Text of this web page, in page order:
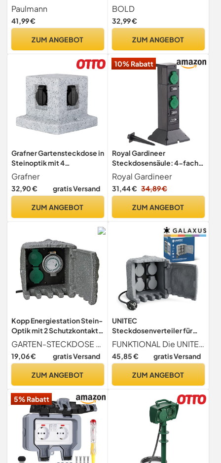
Steckdosensäule Rio 2-
fach IP44 eckig max. 3.650
W Anthrazit Strom im
Paulmann
41,99 €
ZUM ANGEBOT
Fach Aussen-
Steckdosensaeule IP44
BOLD
32,99 €
ZUM ANGEBOT
Grafner Gartensteckdose in
Steinoptik mit 4
Steckdosen, IP44, 3680W /
16A, eckig, Energiesäule
Mehrfachsteckdose Außen
Außensteckdose 4-fach
Felsen
Grafner
32,90 € gratis Versand
ZUM ANGEBOT
10% Rabatt
Royal Gardineer
Steckdosensäule: 4-fach-
Steckdosen-Säule für den
Garten,
spritzwassergeschützt IP44
Steckdosensäule aussen,
Royal Gardineer
31,44 € 34,89 €
ZUM ANGEBOT
Kopp Energiestation Stein-
Optik mit 2 Schutzkontakt-
Steckdosen 250 V &
Zeitschaltuhr I
Gartensteckdose Stein-
Steckdose Steinoptik I
Grau – 145323019
GARTEN-STECKDOSE Die verschließbare Steinsteckdose verfügt über 2 Schutzkontakt-Dosen mit Klappdeckel. Der Garten Strom-Verteiler überzeugt durch seine schöne Steinoptik. Geschlossen ist der Stein nicht als Steckdose erkennbar.
19,06 € gratis Versand
ZUM ANGEBOT
UNITEC
Steckdosenverteiler für
den Garten in Steinoptik,
Gartensteckdose,
Außensteckdose, IP 44, 4
FUNKTIONAL Die UNITEC Garten Steckdose in Stein-Optik verfügt über vier Steckdosen
45,85 € gratis Versand
ZUM ANGEBOT
5% Rabatt